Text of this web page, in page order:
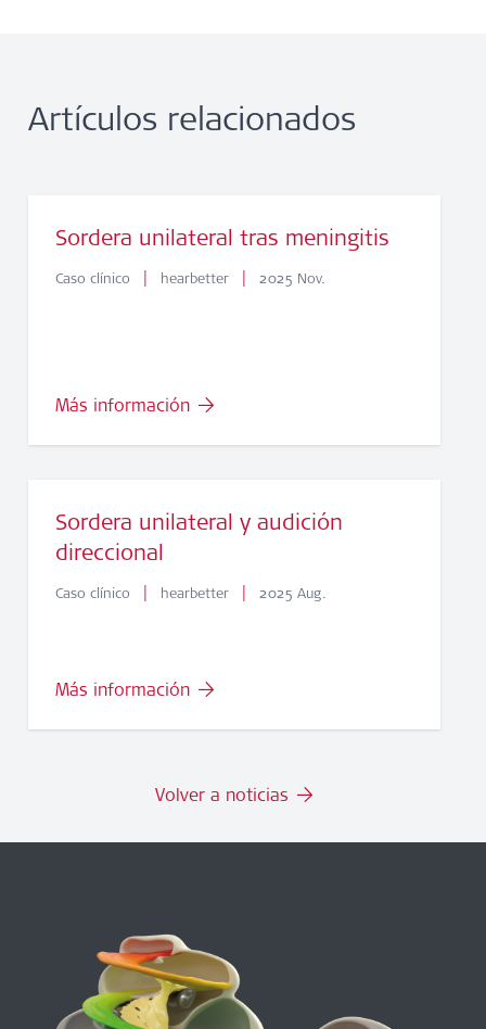
Artículos relacionados
Sordera unilateral tras meningitis
Caso clínico | hearbetter | 2025 Nov.
Más información
Sordera unilateral y audición
direccional
Caso clínico | hearbetter | 2025 Aug.
Más información
Volver a noticias